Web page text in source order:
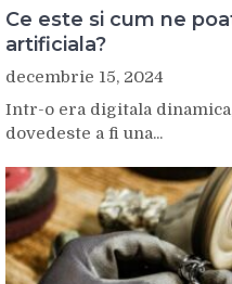
Ce este si cum ne
artificiala?
decembrie 15, 2024
Intr-o era digitala
dovedeste a fi una...